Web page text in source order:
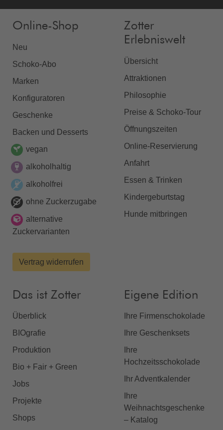
Online-Shop
Neu
Schoko-Abo
Marken
Konfiguratoren
Geschenke
Backen und Desserts
vegan
alkoholhaltig
alkoholfrei
ohne Zuckerzugabe
alternative
Zuckervarianten
Vertrag widerrufen
Zotter
Erlebniswelt
Übersicht
Attraktionen
Philosophie
Preise & Schoko-Tour
Öffnungszeiten
Online-Reservierung
Anfahrt
Essen & Trinken
Kindergeburtstag
Hunde mitbringen
Das ist Zotter
Überblick
BIOgrafie
Produktion
Bio + Fair + Green
Jobs
Projekte
Shops
Eigene Edition
Ihre Firmenschokolade
Ihre Geschenksets
Ihre
Hochzeitsschokolade
Ihr Adventkalender
Ihre
Weihnachtsgeschenke
– Katalog